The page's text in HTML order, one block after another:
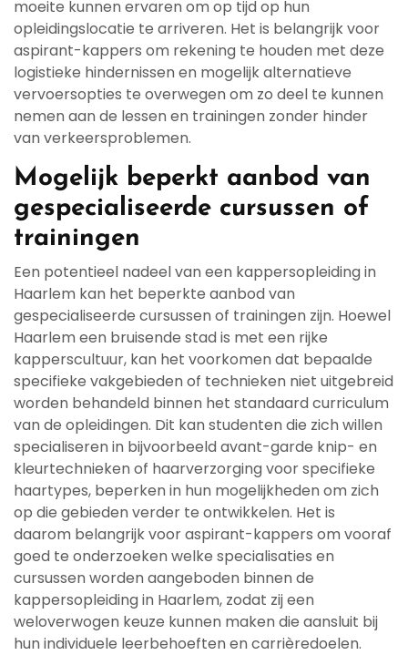
moeite kunnen ervaren om op tijd op hun
opleidingslocatie te arriveren. Het is belangrijk voor
aspirant-kappers om rekening te houden met deze
logistieke hindernissen en mogelijk alternatieve
vervoersopties te overwegen om zo deel te kunnen
nemen aan de lessen en trainingen zonder hinder
van verkeersproblemen.
Mogelijk beperkt aanbod van
gespecialiseerde cursussen of
trainingen
Een potentieel nadeel van een kappersopleiding in
Haarlem kan het beperkte aanbod van
gespecialiseerde cursussen of trainingen zijn. Hoewel
Haarlem een bruisende stad is met een rijke
kapperscultuur, kan het voorkomen dat bepaalde
specifieke vakgebieden of technieken niet uitgebreid
worden behandeld binnen het standaard curriculum
van de opleidingen. Dit kan studenten die zich willen
specialiseren in bijvoorbeeld avant-garde knip- en
kleurtechnieken of haarverzorging voor specifieke
haartypes, beperken in hun mogelijkheden om zich
op die gebieden verder te ontwikkelen. Het is
daarom belangrijk voor aspirant-kappers om vooraf
goed te onderzoeken welke specialisaties en
cursussen worden aangeboden binnen de
kappersopleiding in Haarlem, zodat zij een
weloverwogen keuze kunnen maken die aansluit bij
hun individuele leerbehoeften en carrièredoelen.